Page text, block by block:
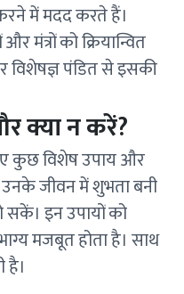
में मदद करते हैं।
मंत्रों को क्रियान्वित
पंडित से इसकी
क्या न करें?
कुछ विशेष उपाय और
उनके जीवन में शुभता बनी
सकें। इन उपायों को
मजबूत होता है। साथ
है।